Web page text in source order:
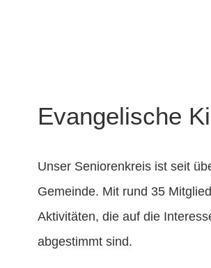
Evangelische
Unser Seniorenkreis ist seit
Gemeinde. Mit rund 35
Aktivitäten, die auf die
abgestimmt sind.